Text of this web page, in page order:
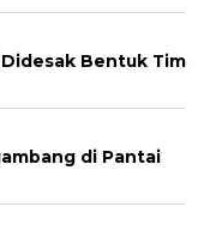
Bentuk Tim
di Pantai